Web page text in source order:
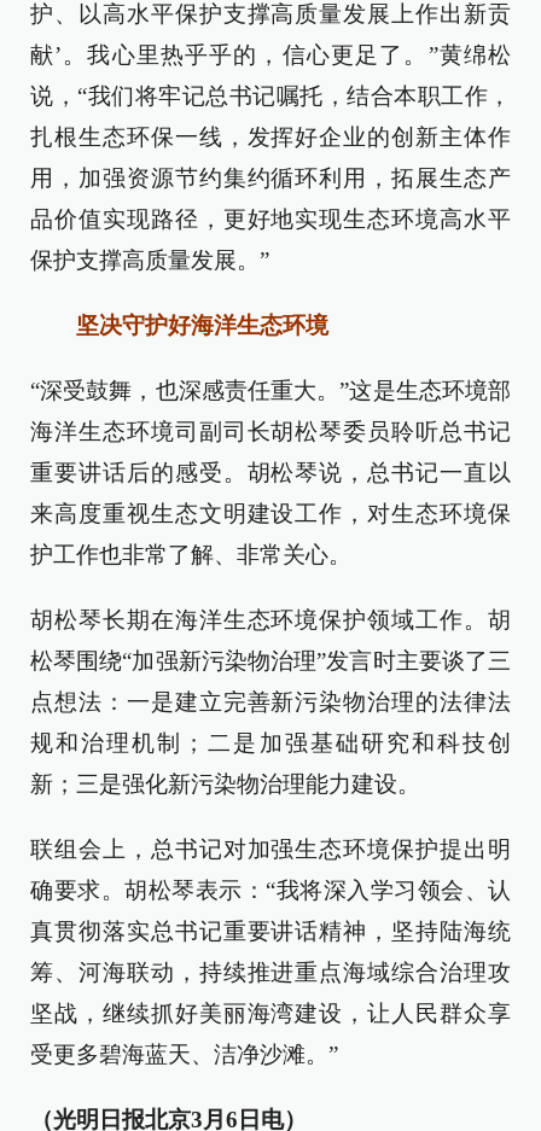
护、以高水平保护支撑高质量发展上作出新贡
献’。我心里热乎乎的，信心更足了。”黄绵松
说，“我们将牢记总书记嘱托，结合本职工作，
扎根生态环保一线，发挥好企业的创新主体作
用，加强资源节约集约循环利用，拓展生态产
品价值实现路径，更好地实现生态环境高水平
保护支撑高质量发展。”
坚决守护好海洋生态环境
“深受鼓舞，也深感责任重大。”这是生态环境部
海洋生态环境司副司长胡松琴委员聆听总书记
重要讲话后的感受。胡松琴说，总书记一直以
来高度重视生态文明建设工作，对生态环境保
护工作也非常了解、非常关心。
胡松琴长期在海洋生态环境保护领域工作。胡
松琴围绕“加强新污染物治理”发言时主要谈了三
点想法：一是建立完善新污染物治理的法律法
规和治理机制；二是加强基础研究和科技创
新；三是强化新污染物治理能力建设。
联组会上，总书记对加强生态环境保护提出明
确要求。胡松琴表示：“我将深入学习领会、认
真贯彻落实总书记重要讲话精神，坚持陆海统
筹、河海联动，持续推进重点海域综合治理攻
坚战，继续抓好美丽海湾建设，让人民群众享
受更多碧海蓝天、洁净沙滩。”
（光明日报北京3月6日电）